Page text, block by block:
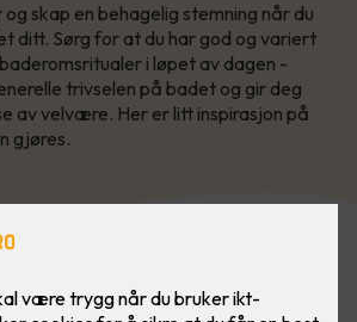
skap en behagelig stemning når du
ditt. Sørg for at du har god og variert
i løpet av dagen -
trivselen på badet og gir deg
av velvære. Her er litt inspirasjon på
gjøres.
badet etter døgnets
tider